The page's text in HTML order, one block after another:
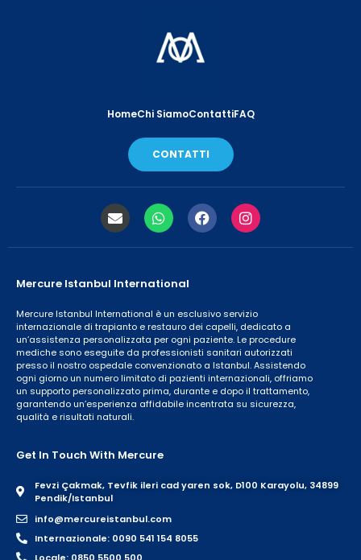
HomeChi SiamoContattiFAQ
CONTATTI
Mercure Istanbul International
Mercure Istanbul International è un esclusivo servizio
internazionale di trapianto e restauro dei capelli, dedicato a
un’assistenza personalizzata per ogni paziente. Le procedure
mediche sono eseguite da professionisti sanitari autorizzati
presso il nostro ospedale convenzionato a Istanbul. Assistendo
ogni giorno un numero limitato di pazienti internazionali, offriamo
un supporto personalizzato prima, durante e dopo il trattamento,
garantendo un’esperienza affidabile incentrata su sicurezza,
qualità e risultati naturali.
Get In Touch With Mercure
Fevzi Çakmak, Tevfik ileri cad yaren sok, D100 Karayolu, 34899
Pendik/Istanbul
info@mercureistanbul.com
Internazionale: 0090 541 154 8055
Locale: 0850 5500 500